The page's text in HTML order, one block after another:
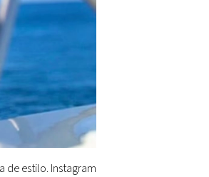
de estilo. Instagram